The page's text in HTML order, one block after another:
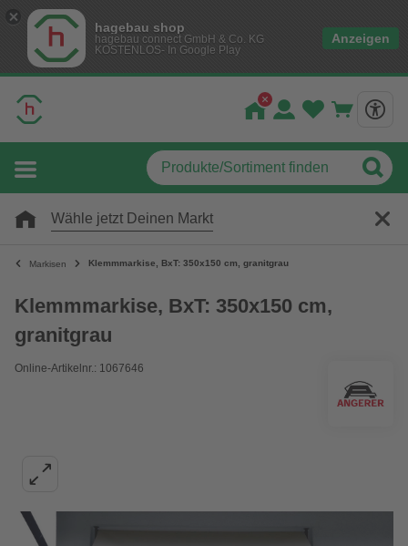
hagebau shop
hagebau connect GmbH & Co. KG
KOSTENLOS- In Google Play
Anzeigen
Wähle jetzt Deinen Markt
Markisen Klemmmarkise, BxT: 350x150 cm, granitgrau
Klemmmarkise, BxT: 350x150 cm,
granitgrau
Online-Artikelnr.: 1067646